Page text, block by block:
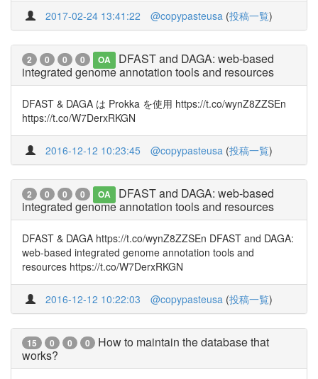
2017-02-24 13:41:22 @copypasteusa (投稿一覧)
2 0 0 0 OA
DFAST and DAGA: web-based
integrated genome annotation tools and resources
DFAST & DAGA は Prokka を使用 https://t.co/wynZ8ZZSEn
https://t.co/W7DerxRKGN
2016-12-12 10:23:45 @copypasteusa (投稿一覧)
2 0 0 0 OA
DFAST and DAGA: web-based
integrated genome annotation tools and resources
DFAST & DAGA https://t.co/wynZ8ZZSEn DFAST and DAGA:
web-based integrated genome annotation tools and
resources https://t.co/W7DerxRKGN
2016-12-12 10:22:03 @copypasteusa (投稿一覧)
15 0 0 0
How to maintain the database that
works?